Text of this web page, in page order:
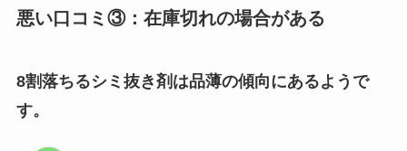
悪い口コミ③：在庫切れの場合がある
8割落ちるシミ抜き剤は品薄の傾向にあるようで
す。